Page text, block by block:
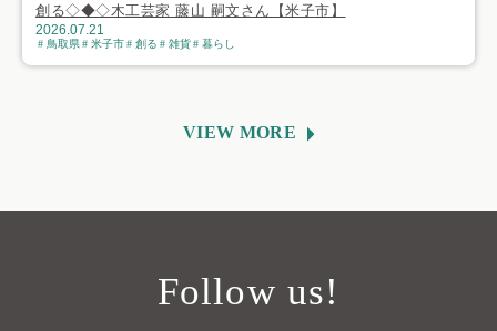
創る◇◆◇木工芸家 藤山 嗣文さん【米子市】
2026.07.21
鳥取県 米子市 創る 雑貨 暮らし
VIEW MORE
Follow us!